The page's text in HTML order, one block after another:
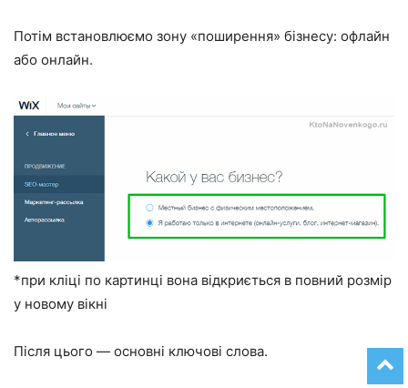
Потім встановлюємо зону «поширення» бізнесу: офлайн
або онлайн.
*при кліці по картинці вона відкриється в повний розмір
у новому вікні
Після цього — основні ключові слова.